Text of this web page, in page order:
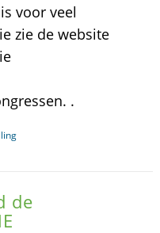
voor veel
zie de website
.
de